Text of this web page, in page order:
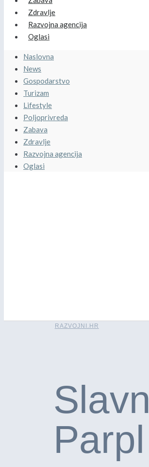
Zdravlje
Razvojna agencija
Oglasi
Naslovna
News
Gospodarstvo
Turizam
Lifestyle
Poljoprivreda
Zabava
Zdravlje
Razvojna agencija
Oglasi
RAZVOJNI.HR